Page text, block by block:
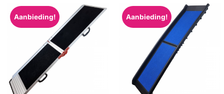
Aanbieding! Aanbieding!